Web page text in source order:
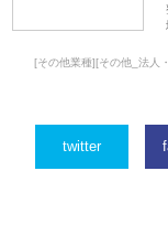
[その他業種][その他_法人
twitter